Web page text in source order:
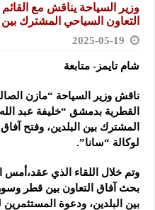
وزير السياحة يناقش مع
التعاون ‏السياحي المشترك بين
2025-05-19
شام تايمز- متابعة
ناقش وزير السياحة “مازن
القطرية ‏بدمشق “خليفة عبد
المشترك بين البلدين، وفتح
لوكالة “سانا”.
وتم خلال اللقاء الذي
بحث آفاق التعاون ‏بين قطر
بين البلدين، ودعوة